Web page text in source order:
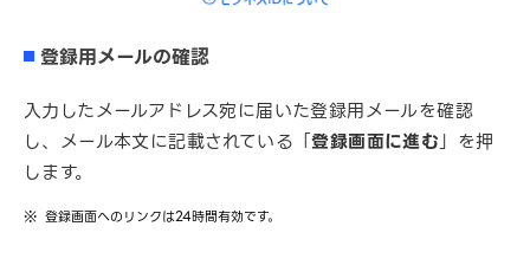
登録用メールの確認
入力したメールアドレス宛に届いた登録用メールを確認
し、メール本文に記載されている「登録画面に進む」を押
します。
登録画面へのリンクは24時間有効です。